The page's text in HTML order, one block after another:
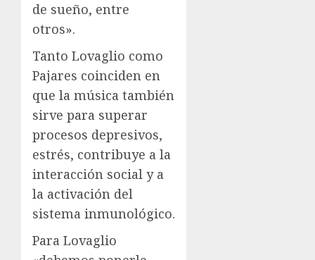
de sueño, entre
otros».
Tanto Lovaglio como
Pajares coinciden en
que la música también
sirve para superar
procesos depresivos,
estrés, contribuye a la
interacción social y a
la activación del
sistema inmunológico.
Para Lovaglio